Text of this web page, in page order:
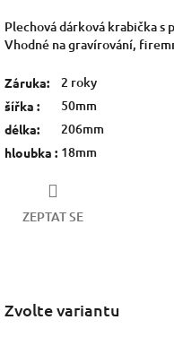
Plechová dárková krabička s
Vhodné na gravírování,
Záruka: 2 roky
šířka : 50mm
délka: 206mm
hloubka : 18mm
ZEPTAT SE
Zvolte variantu